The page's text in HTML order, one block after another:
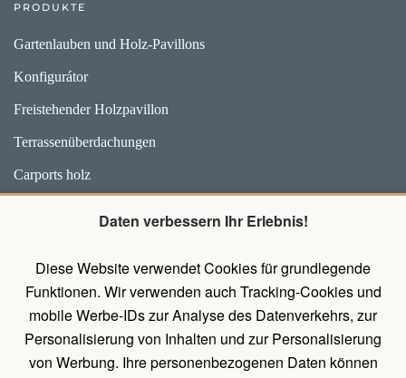
Daten verbessern Ihr Erlebnis!
Diese Website verwendet Cookies für grundlegende
Funktionen. Wir verwenden auch Tracking-Cookies und
mobile Werbe-IDs zur Analyse des Datenverkehrs, zur
Personalisierung von Inhalten und zur Personalisierung
von Werbung. Ihre personenbezogenen Daten können
PRODUKTE
Gartenlauben und Holz-Pavillons
Konfigurátor
Freistehender Holzpavillon
Terrassenüberdachungen
Carports holz
Pavillons mit Wänden
UNTERLAGEN